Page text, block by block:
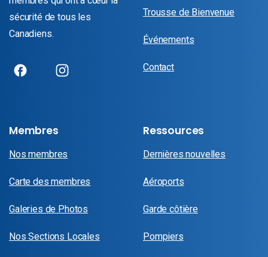
sécurité de tous les
Canadiens.
Trousse de Bienvenue
Événements
Contact
Membres
Nos membres
Carte des membres
Galeries de Photos
Nos Sections Locales
Ressources
Dernières nouvelles
Aéroports
Garde côtière
Pompiers